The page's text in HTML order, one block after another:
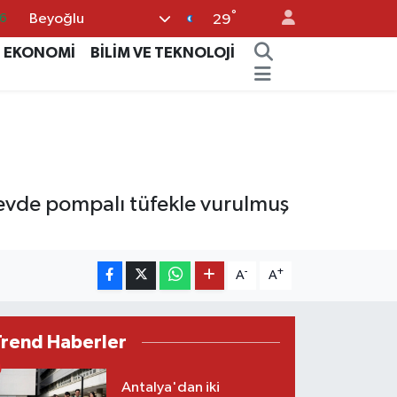
Beyoğlu 29°
EKONOMİ
BİLİM VE TEKNOLOJİ
pompalı tüfekle vurulmuş
A- A+
Haberler
Antalya'dan iki